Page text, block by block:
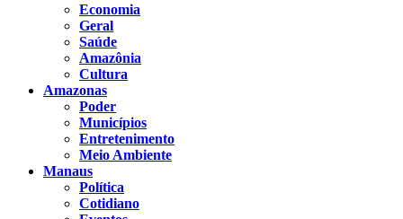
Economia
Geral
Saúde
Amazônia
Cultura
Amazonas
Poder
Municípios
Entretenimento
Meio Ambiente
Manaus
Política
Cotidiano